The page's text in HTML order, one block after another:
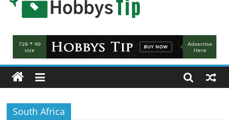
Hobbys
Tips
All
about
hobbies
tips
and
South Africa